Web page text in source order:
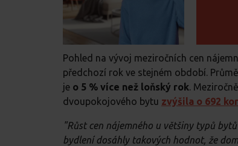
Pohled na vývoj meziročních cen
předchozí rok ve stejném období.
je o 5 % více než loňský rok.
dvoupokojového bytu zvýšila o 692
"Růst cen nájemného u většiny typů
bydlení dosáhly takových hodnot, že